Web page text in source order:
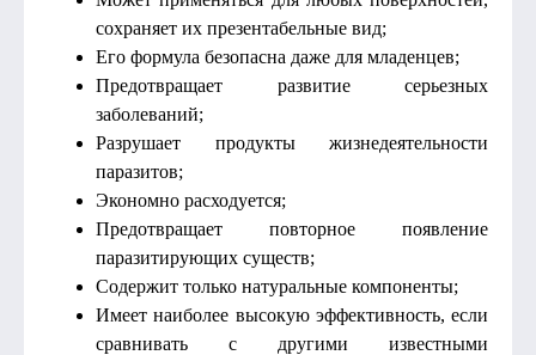
сохраняет их презентабельные вид;
Его формула безопасна даже для младенцев;
Предотвращает развитие серьезных
заболеваний;
Разрушает продукты жизнедеятельности
паразитов;
Экономно расходуется;
Предотвращает повторное появление
паразитирующих существ;
Содержит только натуральные компоненты;
Имеет наиболее высокую эффективность, если
сравнивать с другими известными